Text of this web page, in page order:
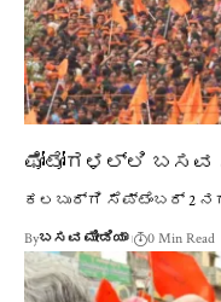
ಫೋಟೋಗಳಲ್ಲಿ ಬಸವ
ಕಲಬುರ್ಗಿ ಸೆಪ್ಟೆಂಬರ್ 2
Byಬಸವ ಮೀಡಿಯಾ 0 Min Read